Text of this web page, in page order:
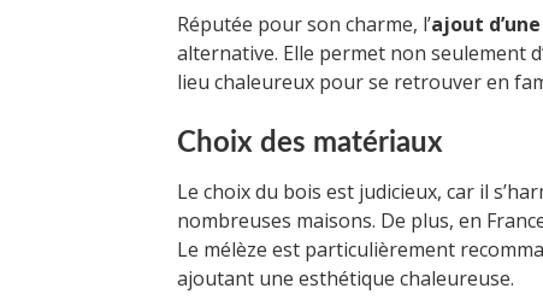
Réputée pour son charme, l’ajout
alternative. Elle permet non seulement
lieu chaleureux pour se retrouver en
Choix des matériaux
Le choix du bois est judicieux, car il
nombreuses maisons. De plus, en
Le mélèze est particulièrement
ajoutant une esthétique chaleureuse.